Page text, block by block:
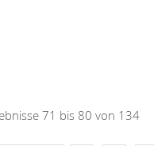
71 bis 80 von 134